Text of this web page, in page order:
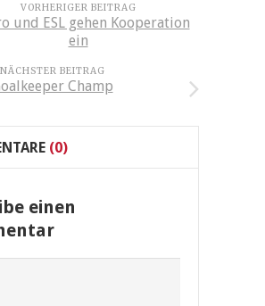
VORHERIGER BEITRAG
und ESL gehen Kooperation
ein
NÄCHSTER BEITRAG
Champ
(0)
einen